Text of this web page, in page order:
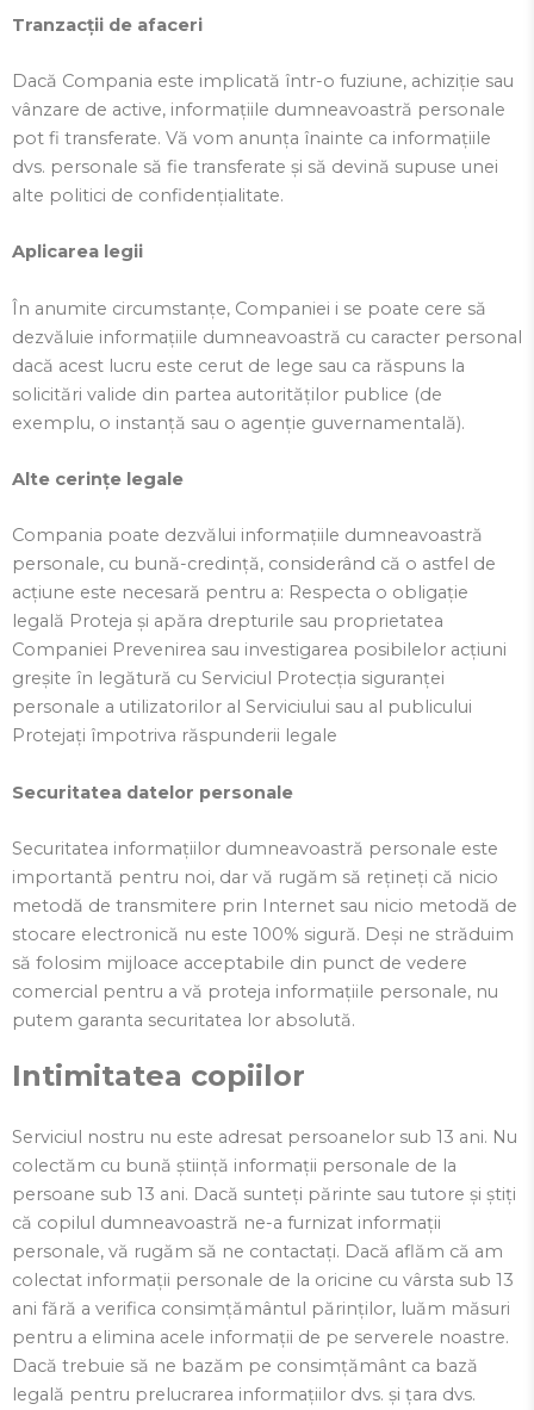
Tranzacții de afaceri
Dacă Compania este implicată într-o fuziune, achiziție sau
vânzare de active, informațiile dumneavoastră personale
pot fi transferate. Vă vom anunța înainte ca informațiile
dvs. personale să fie transferate și să devină supuse unei
alte politici de confidențialitate.
Aplicarea legii
În anumite circumstanțe, Companiei i se poate cere să
dezvăluie informațiile dumneavoastră cu caracter personal
dacă acest lucru este cerut de lege sau ca răspuns la
solicitări valide din partea autorităților publice (de
exemplu, o instanță sau o agenție guvernamentală).
Alte cerințe legale
Compania poate dezvălui informațiile dumneavoastră
personale, cu bună-credință, considerând că o astfel de
acțiune este necesară pentru a: Respecta o obligație
legală Proteja și apăra drepturile sau proprietatea
Companiei Prevenirea sau investigarea posibilelor acțiuni
greșite în legătură cu Serviciul Protecția siguranței
personale a utilizatorilor al Serviciului sau al publicului
Protejați împotriva răspunderii legale
Securitatea datelor personale
Securitatea informațiilor dumneavoastră personale este
importantă pentru noi, dar vă rugăm să rețineți că nicio
metodă de transmitere prin Internet sau nicio metodă de
stocare electronică nu este 100% sigură. Deși ne străduim
să folosim mijloace acceptabile din punct de vedere
comercial pentru a vă proteja informațiile personale, nu
putem garanta securitatea lor absolută.
Intimitatea copiilor
Serviciul nostru nu este adresat persoanelor sub 13 ani. Nu
colectăm cu bună știință informații personale de la
persoane sub 13 ani. Dacă sunteți părinte sau tutore și știți
că copilul dumneavoastră ne-a furnizat informații
personale, vă rugăm să ne contactați. Dacă aflăm că am
colectat informații personale de la oricine cu vârsta sub 13
ani fără a verifica consimțământul părinților, luăm măsuri
pentru a elimina acele informații de pe serverele noastre.
Dacă trebuie să ne bazăm pe consimțământ ca bază
legală pentru prelucrarea informațiilor dvs. și țara dvs.